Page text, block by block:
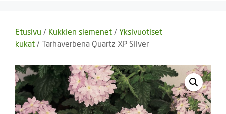
Etusivu / Kukkien siemenet / Yksivuotiset
kukat / Tarhaverbena Quartz XP Silver